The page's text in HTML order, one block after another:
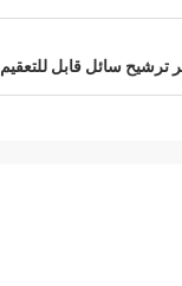
ترشيح سائل قابل للتعقيم